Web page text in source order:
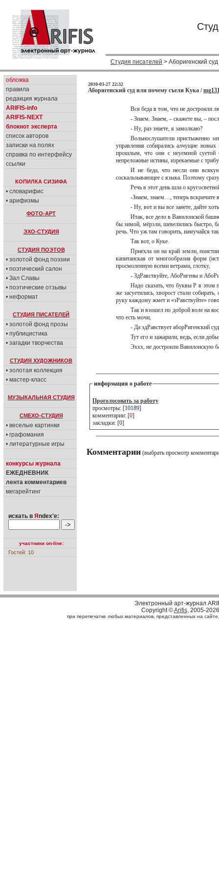
Студия писателей > Аборигенский
обложка
правила
редакция журнала
ARIFIS-info
ARIFIS-NEXT
блокнот эксперта
список авторов
записки на полях
справка по интерфейсу
ссылки
КОПИЛКА СИЗИФА
• словарифис
• арифизмы
ФОТО-АРТ
ЭХО-СТУДИЯ
СТУДИЯ ПОЭТОВ
• золотой фонд поэзии
• поэтический салон
• Зал Славы
• поэтические отзывы
• неформат
СТУДИЯ ПИСАТЕЛЕЙ
• золотой фонд прозы
• публицистика
• загадки творчества
СТУДИЯ ХУДОЖНИКОВ
• золотая коллекция
• мастер-класс
МУЗЫКАЛЬНАЯ СТУДИЯ
СМЕХО-СТУДИЯ
• веселые картинки
• графомания
• литературные игры
конкурсы журнала
ЕЖЕДНЕВНИК
лента комментариев
мегарейтинг
искать в Я ndex'е:
участники on-line:
Гостей: 10
2010-03-27 22:32
Аборигенский суд или почему съели Кука /
Вся беда в том, что не достроили
- Знаем. Знаем, – скажете вы, –
- Ну, раз знаете, я замолкаю?
Вольнослушатели пристыженно
управления собирались алчущие
прошлым, что они с неуемной суетой
непреложные истины, изрекаемые с
И не беда, что несли они
соскальзывающее с языка. Поэтому
Речь в этот день шла о
-Знаем, знаем…, теперь вскричите
- Ну, вот и вы все занете, дайте
Итак, все дело в Вавилонской
бы зимой, мёрзли, шевелились быстро,
речь. Что уж там говорить, намучайся
Так вот, о Куке.
Приехла он на край земли,
капитанская от многообразия форм
просмоленную всеми ветрами, глотку,
- ЗдРавствуйте, АбоРигены и
Надо сказать, что буквы Р в этом
же засуетились, хворост стали
руку каждому жмет и «зРавствуйте»
Так и взошел по доброй воле на
что есть мочи,
- Да здРавствует аборРигенский
Тут его и зажарили, ведь, если
Эххх, не достроили Вавилонскую
информация о работе
Проголосовать за работу
просмотры: [10189]
комментарии: [0]
закладки: [0]
Комментарии (выбрать просмотр
Электронный арт-журнал
Copyright ©Arifis, 2005-2026
при перепечатке любых материалов, представленных на